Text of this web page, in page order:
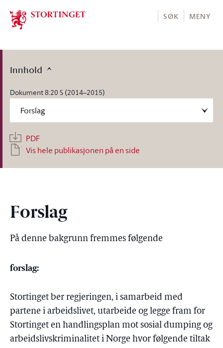
Stortinget.no
SØK MENY
Innhold
Dokument 8:20 S (2014–2015)
PDF
Vis hele publikasjonen på en side
Forslag
På denne bakgrunn fremmes følgende
forslag:
Stortinget ber regjeringen, i samarbeid med
partene i arbeidslivet, utarbeide og legge fram for
Stortinget en handlingsplan mot sosial dumping og
arbeidslivskriminalitet i Norge hvor følgende tiltak